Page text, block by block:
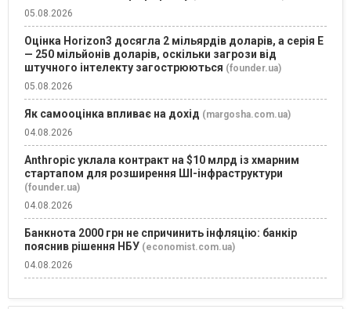
05.08.2026
Оцінка Horizon3 досягла 2 мільярдів доларів, а серія E
— 250 мільйонів доларів, оскільки загрози від
штучного інтелекту загострюються (founder.ua)
05.08.2026
Як самооцінка впливає на дохід (margosha.com.ua)
04.08.2026
Anthropic уклала контракт на $10 млрд із хмарним
стартапом для розширення ШІ-інфраструктури
(founder.ua)
04.08.2026
Банкнота 2000 грн не спричинить інфляцію: банкір
пояснив рішення НБУ (economist.com.ua)
04.08.2026